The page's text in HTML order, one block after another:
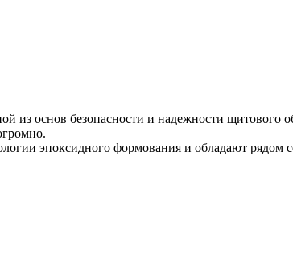
из основ безопасности и надежности щитового
эпоксидного формования и обладают